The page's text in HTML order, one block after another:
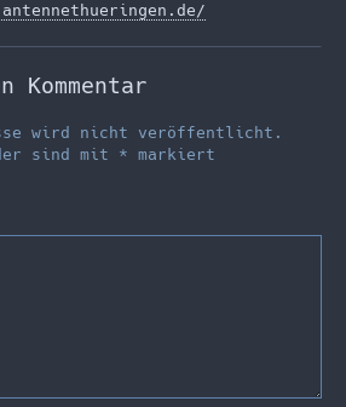
Kommentar
wird nicht veröffentlicht.
sind mit * markiert